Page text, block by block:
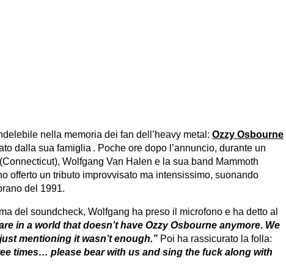
nella memoria dei fan dell’heavy metal: Ozzy Osbourne
dalla sua famiglia . Poche ore dopo l’annuncio, durante un
Wolfgang Van Halen e la sua band Mammoth
offerto un tributo improvvisato ma intensissimo, suonando
del 1991.
del soundcheck, Wolfgang ha preso il microfono e ha detto al
in a world that doesn’t have Ozzy Osbourne anymore. We
mentioning it wasn’t enough.” Poi ha rassicurato la folla:
times… please bear with us and sing the fuck along with